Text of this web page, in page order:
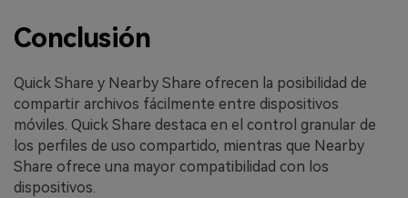
Conclusión
Quick Share y Nearby Share ofrecen la posibilidad de
compartir archivos fácilmente entre dispositivos
móviles. Quick Share destaca en el control granular de
los perfiles de uso compartido, mientras que Nearby
Share ofrece una mayor compatibilidad con los
dispositivos.